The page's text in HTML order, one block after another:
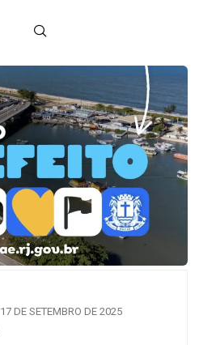
17 DE SETEMBRO DE 2025